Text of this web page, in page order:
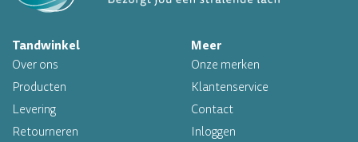
Professioneel assortiment
Altijd op voorraad
Tandwinkel
Over ons
Producten
Levering
Retourneren
Meer
Onze merken
Klantenservice
Contact
Inloggen